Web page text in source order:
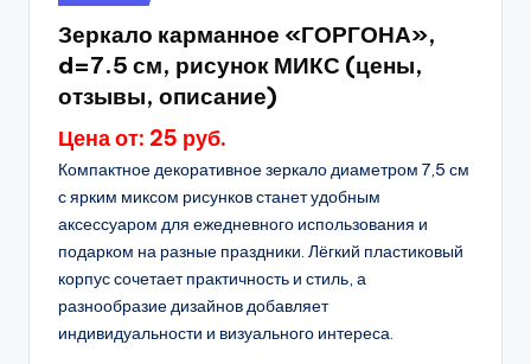
в
Зеркало карманное «ГОРГОНА»,
d=7.5 см, рисунок МИКС (цены,
отзывы, описание)
Цена от: 25 руб.
Компактное декоративное зеркало диаметром 7,5 см
с ярким миксом рисунков станет удобным
аксессуаром для ежедневного использования и
подарком на разные праздники. Лёгкий пластиковый
корпус сочетает практичность и стиль, а
разнообразие дизайнов добавляет
индивидуальности и визуального интереса.